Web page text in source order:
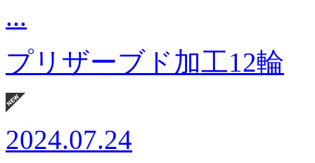
...
プリザーブド加工12輪
2024.07.24